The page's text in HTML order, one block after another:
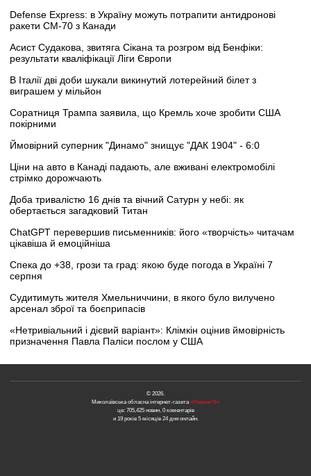
Defense Express: в Україну можуть потрапити антидронові
ракети CM-70 з Канади
Асист Судакова, звитяга Сікана та розгром від Бенфіки:
результати кваліфікації Ліги Європи
В Італії дві доби шукали викинутий лотерейний білет з
виграшем у мільйон
Соратниця Трампа заявила, що Кремль хоче зробити США
покірними
Ймовірний суперник "Динамо" знищує "ДАК 1904" - 6:0
Ціни на авто в Канаді падають, але вживані електромобілі
стрімко дорожчають
Доба тривалістю 16 днів та вічний Сатурн у небі: як
обертається загадковий Титан
ChatGPT перевершив письменників: його «творчість» читачам
цікавіша й емоційніша
Спека до +38, грози та град: якою буде погода в Україні 7
серпня
Судитимуть жителя Хмельниччини, в якого було вилучено
арсенал зброї та боєприпасів
«Нетривіальний і дієвий варіант»: Клімкін оцінив ймовірність
призначення Павла Паліси послом у США
© 2026.
Миколаївська обласна інтернет-газета«Новини N»
це: 705,425 новин, 0 коментарів
и 19 років 5 місяців 24 дня онлайн.